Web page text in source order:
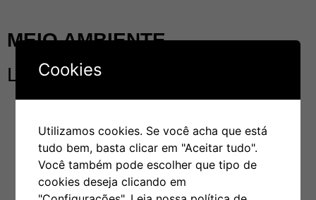
MEIO AMBIENTE
Links Nacionais
Conselho Nacional do Meio Ambiente – CONAMA
Instituto Brasileiro do Meio Ambiente – IBAMA
Agência Nacional de Águas – ANA
Instituto Nacional de Metereologia – INMET
Cookies
Utilizamos cookies. Se você acha que está
tudo bem, basta clicar em "Aceitar tudo".
Você também pode escolher que tipo de
cookies deseja clicando em